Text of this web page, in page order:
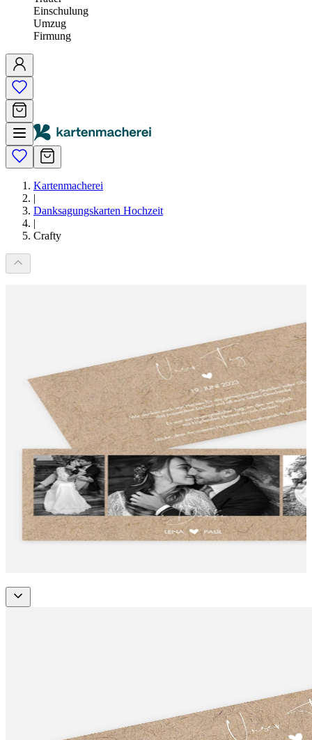
Einschulung
Umzug
Firmung
Kartenmacherei
|
Danksagungskarten Hochzeit
|
Crafty